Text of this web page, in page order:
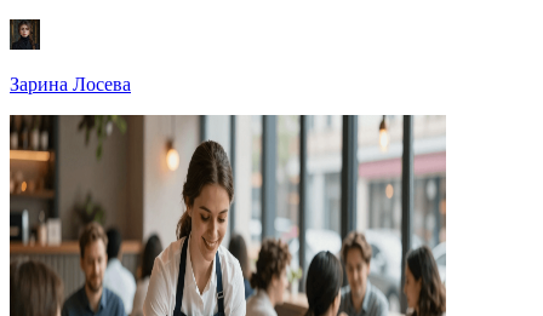
Зарина Лосева